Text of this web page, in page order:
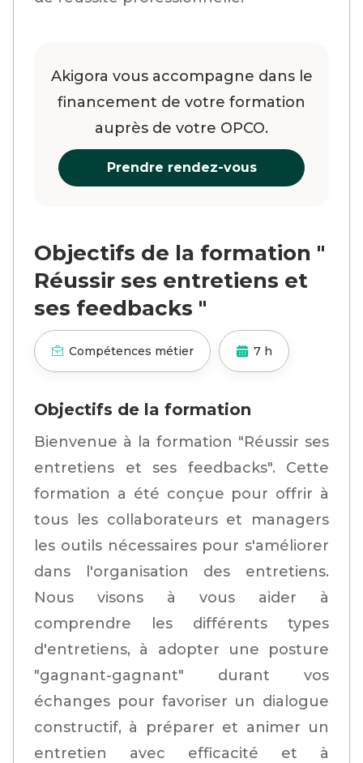
Akigora vous accompagne dans le
financement de votre formation
auprès de votre OPCO.
Prendre rendez-vous
Objectifs de la formation "
Réussir ses entretiens et
ses feedbacks "
Compétences métier 7 h
Objectifs de la formation
Bienvenue à la formation "Réussir ses
entretiens et ses feedbacks". Cette
formation a été conçue pour offrir à
tous les collaborateurs et managers
les outils nécessaires pour s'améliorer
dans l'organisation des entretiens.
Nous visons à vous aider à
comprendre les différents types
d'entretiens, à adopter une posture
"gagnant-gagnant" durant vos
échanges pour favoriser un dialogue
constructif, à préparer et animer un
entretien avec efficacité et à